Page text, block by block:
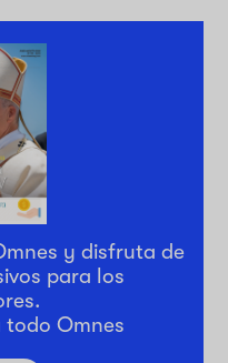
y disfruta de
para los
todo Omnes